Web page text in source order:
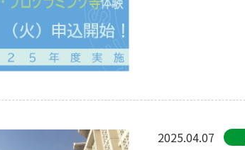
2025.04.07